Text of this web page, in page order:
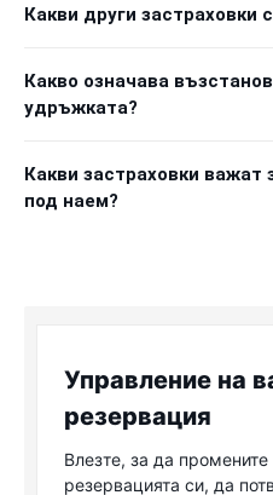
Какви други застраховки
Какво означава
удръжката?
Какви застраховки важат
под наем?
Управление на
резервация
Влезте, за да
резервацията си, да